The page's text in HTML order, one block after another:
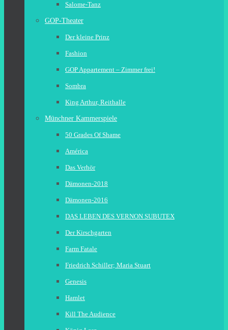
Salome-Tanz
GOP-Theater
Der kleine Prinz
Fashion
GOP Appartement – Zimmer frei!
Sombra
King Arthur, Reithalle
Münchner Kammerspiele
50 Grades Of Shame
América
Das Verhör
Dämonen-2018
Dämonen-2016
DAS LEBEN DES VERNON SUBUTEX
Der Kirschgarten
Farm Fatale
Friedrich Schiller; Maria Stuart
Genesis
Hamlet
Kill The Audience